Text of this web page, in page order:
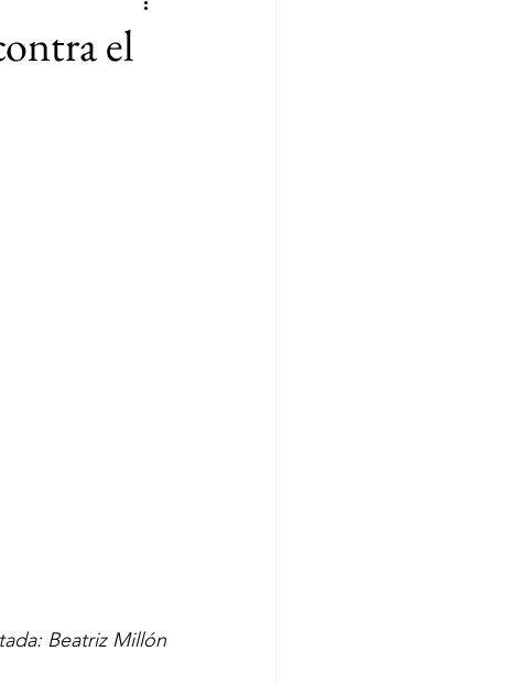
Quiénes somos
el
Beatriz Millón